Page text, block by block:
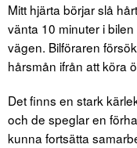
Mitt hjärta börjar slå
vänta 10 minuter i
vägen. Bilföraren
hårsmån ifrån att köra
Det finns en stark
och de speglar en
kunna fortsätta